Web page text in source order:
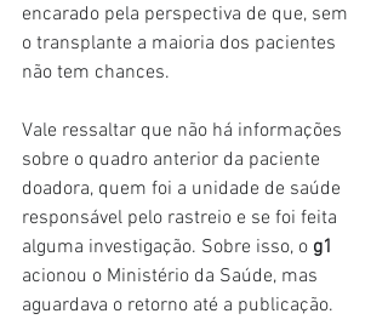
encarado pela perspectiva de que, sem
o transplante a maioria dos pacientes
não tem chances.
Vale ressaltar que não há informações
sobre o quadro anterior da paciente
doadora, quem foi a unidade de saúde
responsável pelo rastreio e se foi feita
alguma investigação. Sobre isso, o g1
acionou o Ministério da Saúde, mas
aguardava o retorno até a publicação.